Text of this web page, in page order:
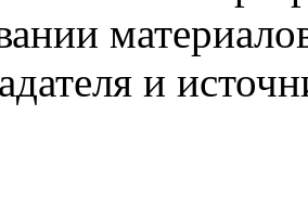
и